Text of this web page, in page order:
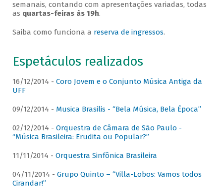
semanais, contando com apresentações variadas, todas
as quartas-feiras às 19h.
Saiba como funciona a reserva de ingressos.
Espetáculos realizados
16/12/2014 - Coro Jovem e o Conjunto Música Antiga da
UFF
09/12/2014 - Musica Brasilis - “Bela Música, Bela Época”
02/12/2014 - Orquestra de Câmara de São Paulo -
“Música Brasileira: Erudita ou Popular?”
11/11/2014 - Orquestra Sinfônica Brasileira
04/11/2014 - Grupo Quinto – “Villa-Lobos: Vamos todos
Cirandar!”